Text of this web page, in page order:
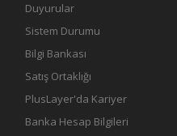
Duyurular
Sistem Durumu
Bilgi Bankası
Satış Ortaklığı
PlusLayer'da Kariyer
Banka Hesap Bilgileri